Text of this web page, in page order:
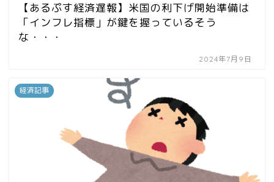
【あるぷす経済遅報】米国の利下げ開始準備は
「インフレ指標」が鍵を握っているそう
な・・・
2024年7月9日
経済記事